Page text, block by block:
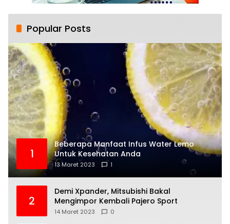
Popular Posts
1
Beberapa Manfaat Infus Water Lemo
Untuk Kesehatan Anda
13 Maret 2023 1
2
Demi Xpander, Mitsubishi Bakal
Mengimpor Kembali Pajero Sport
14 Maret 2023 0